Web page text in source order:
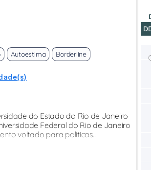
Autoestima Borderline
do Estado do Rio de Janeiro
Federal do Rio de Janeiro
voltado para políticas...